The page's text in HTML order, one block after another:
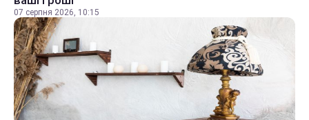
07 серпня 2026, 10:15